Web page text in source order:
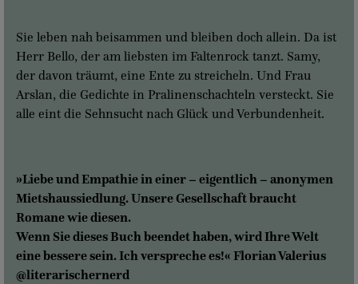
Sie leben nah beisammen und bleiben doch allein. Da ist
Herr Bello, der am liebsten im Faltenrock tanzt. Samy,
der davon träumt, eine Ente zu streicheln. Und Frau
Arslan, die Gedichte in Pralinenschachteln versteckt. Sie
alle eint die Sehnsucht nach Glück und Verbundenheit.
»Liebe und Empathie in einer – eigentlich – anonymen
Mietshaussiedlung. Unsere Gesellschaft braucht
Romane wie diesen.
Wenn Sie dieses Buch beendet haben, wird Ihre Welt
eine bessere sein. Ich verspreche es!« Florian Valerius
@literarischernerd